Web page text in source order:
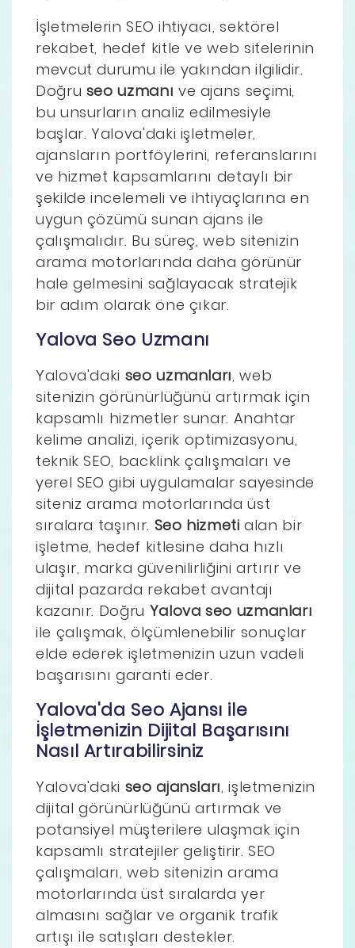
İşletmelerin SEO ihtiyacı, sektörel
rekabet, hedef kitle ve web sitelerinin
mevcut durumu ile yakından ilgilidir.
Doğru seo uzmanı ve ajans seçimi,
bu unsurların analiz edilmesiyle
başlar. Yalova'daki işletmeler,
ajansların portföylerini, referanslarını
ve hizmet kapsamlarını detaylı bir
şekilde incelemeli ve ihtiyaçlarına en
uygun çözümü sunan ajans ile
çalışmalıdır. Bu süreç, web sitenizin
arama motorlarında daha görünür
hale gelmesini sağlayacak stratejik
bir adım olarak öne çıkar.
Yalova Seo Uzmanı
Yalova'daki seo uzmanları, web
sitenizin görünürlüğünü artırmak için
kapsamlı hizmetler sunar. Anahtar
kelime analizi, içerik optimizasyonu,
teknik SEO, backlink çalışmaları ve
yerel SEO gibi uygulamalar sayesinde
siteniz arama motorlarında üst
sıralara taşınır. Seo hizmeti alan bir
işletme, hedef kitlesine daha hızlı
ulaşır, marka güvenilirliğini artırır ve
dijital pazarda rekabet avantajı
kazanır. Doğru Yalova seo uzmanları
ile çalışmak, ölçümlenebilir sonuçlar
elde ederek işletmenizin uzun vadeli
başarısını garanti eder.
Yalova'da Seo Ajansı ile
İşletmenizin Dijital Başarısını
Nasıl Artırabilirsiniz
Yalova'daki seo ajansları, işletmenizin
dijital görünürlüğünü artırmak ve
potansiyel müşterilere ulaşmak için
kapsamlı stratejiler geliştirir. SEO
çalışmaları, web sitenizin arama
motorlarında üst sıralarda yer
almasını sağlar ve organik trafik
artışı ile satışları destekler.